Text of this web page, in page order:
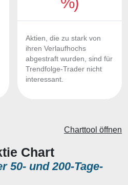
Aktien, die zu stark von
ihren Verlaufhochs
abgestraft wurden, sind für
Trendfolge-Trader nicht
interessant.
Chart
50- und 200-Tage-
Charttool öffnen